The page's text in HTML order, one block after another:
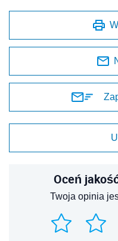
Oceń
Twoja opinia